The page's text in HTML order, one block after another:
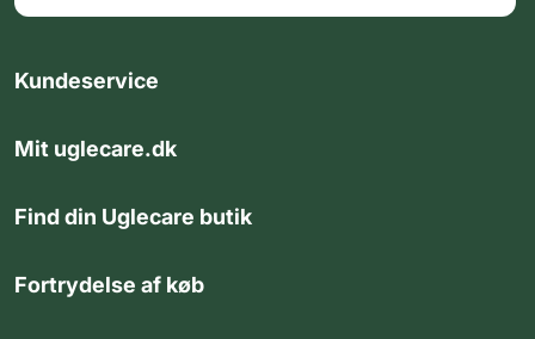
Kundeservice
Mit uglecare.dk
Find din Uglecare butik
Fortrydelse af køb